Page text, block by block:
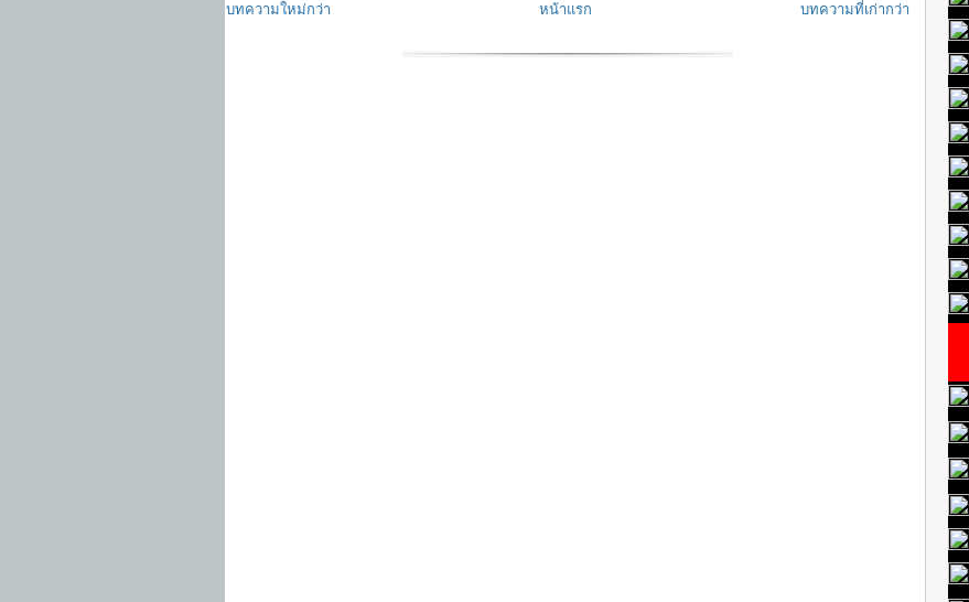
บทความใหม่กว่า บทความที่เก่ากว่า
หน้าแรก